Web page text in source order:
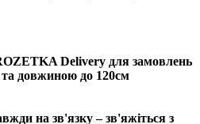
Delivery для замовлень
та довжиною до 120см
на зв'язку – зв'яжіться з